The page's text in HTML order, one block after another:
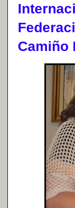
Camiño